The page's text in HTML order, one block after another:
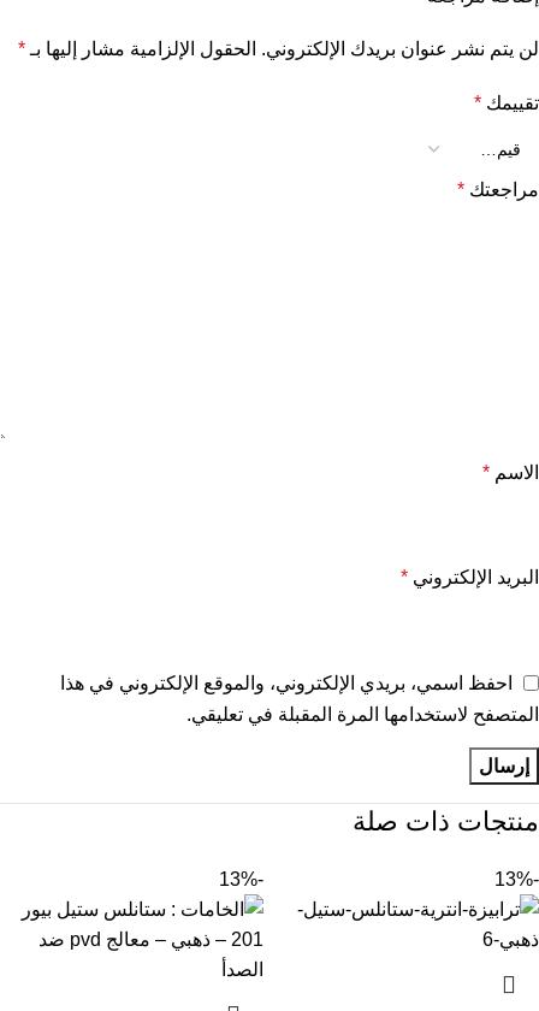
لن يتم نشر عنوان بريدك الإلكتروني. الحقول الإلزامية مشار إليها بـ *
تقييمك *
مراجعتك *
الاسم *
البريد الإلكتروني *
احفظ اسمي، بريدي الإلكتروني، والموقع الإلكتروني في هذا
المتصفح لاستخدامها المرة المقبلة في تعليقي.
منتجات ذات صلة
-13%
-13%